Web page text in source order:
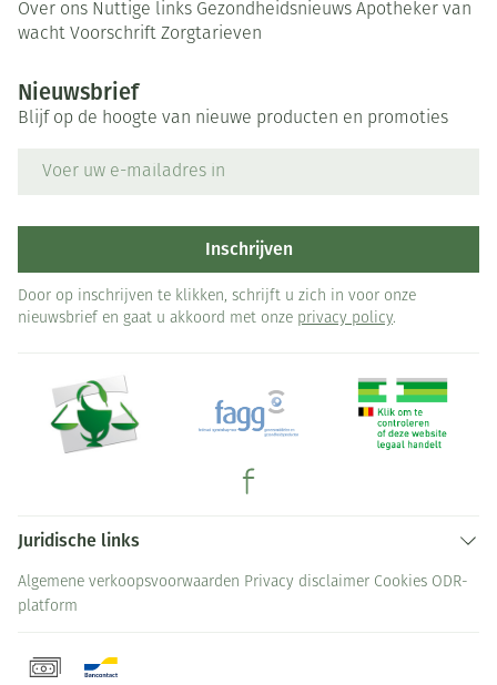
Over ons Nuttige links Gezondheidsnieuws Apotheker van
wacht Voorschrift Zorgtarieven
Nieuwsbrief
Blijf op de hoogte van nieuwe producten en promoties
Inschrijven
Door op inschrijven te klikken, schrijft u zich in voor onze
nieuwsbrief en gaat u akkoord met onze privacy policy.
Juridische links
Algemene verkoopsvoorwaarden Privacy disclaimer Cookies ODR-
platform